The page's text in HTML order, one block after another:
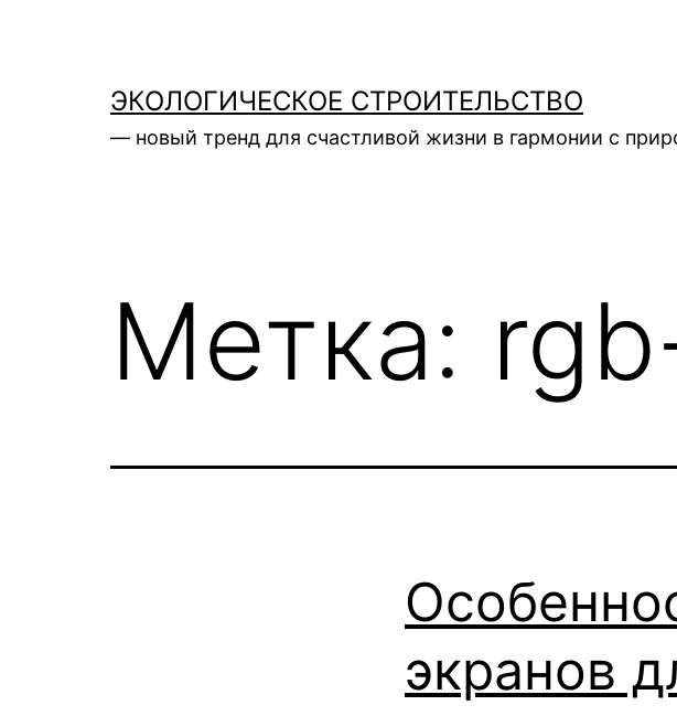
содержимомуЭКОЛОГИЧЕСКОЕ СТРОИТЕЛЬСТВО
— новый тренд для счастливой жизни в гармонии с
Метка:
экранов